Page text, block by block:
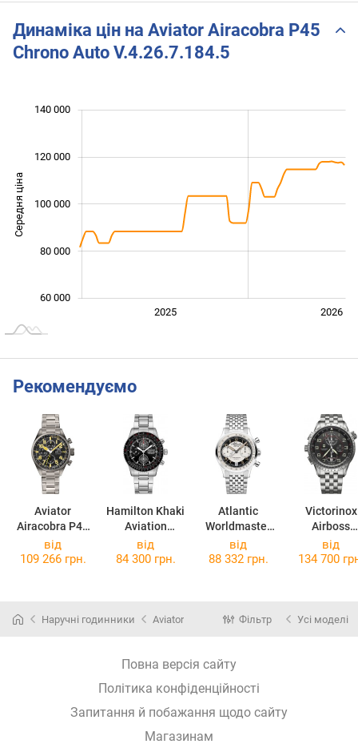
Динаміка цін на Aviator Airacobra P45
Chrono Auto V.4.26.7.184.5
Середня ціна 100 000
60 000
80 000
100 000
120 000
140 000
2025 2026
Рекомендуємо
Aviator
Airacobra P45
Chrono Auto
V.4.26.7.176.5
Hamilton Khaki
Aviation
Converter
H76726130
Atlantic
Worldmaster
Bicompax
52857.41.23
Victorinox
Airboss
Chrono
від
109 266 грн.
від
84 300 грн.
від
88 332 грн.
від
134 700
Наручні годинники Aviator Фільтр Усі моделі
Повна версія сайту
Політика конфіденційності
Запитання й побажання щодо сайту
Магазинам